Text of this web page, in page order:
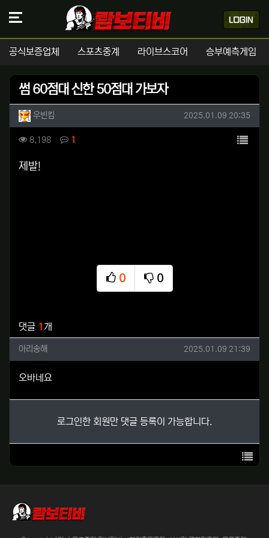
공식보증업체 스포츠중계 라이브스코어 승부예측게임
썸 60점대 신한 50점대 가보자
작성자 정보
우빈킴 작성일
2025.01.09 20:35
컨텐츠 정보
8,198조회 1 목록
본문
제발!
0
추천
0
비추천
댓글 1개
아리송해님의 댓글
아리송해 작성일
2025.01.09 21:39
오바네요
로그인한 회원만 댓글 등록이 가능합니다.
목록